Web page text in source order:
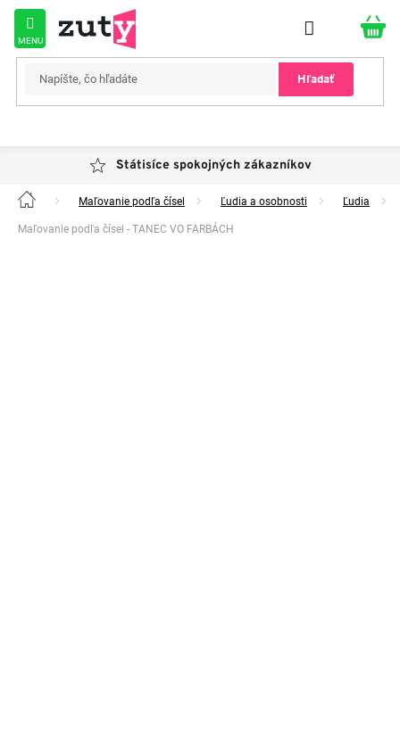
Prejsť
obsah
Hľadať
Státisíce spokojných zákazníkov
Domov Maľovanie podľa čísel Ľudia a osobnosti Ľudia
Maľovanie podľa čísel - TANEC VO FARBÁCH